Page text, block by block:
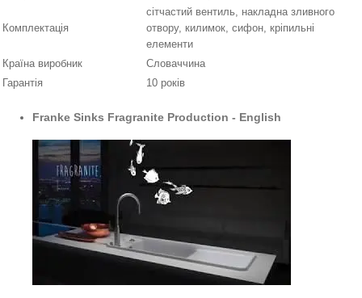
Комплектація
сітчастий вентиль, накладна зливного
отвору, килимок, сифон, кріпильні
елементи
Країна виробник
Словаччина
Гарантія
10 років
Franke Sinks Fragranite Production - English